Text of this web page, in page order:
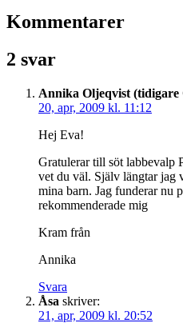
Kommentarer
2 svar
Annika Oljeqvist (tidigare
20, apr, 2009 kl. 11:12
Hej Eva!
Gratulerar till söt labbevalp
vet du väl. Själv längtar jag
mina barn. Jag funderar nu
rekommenderade mig
Kram från
Annika
Svara
Åsa skriver:
21, apr, 2009 kl. 20:52